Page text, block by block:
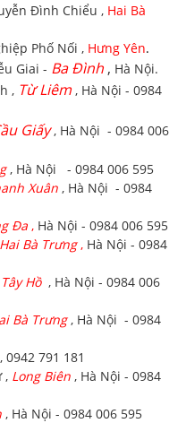
Đình Chiểu , Hai Bà
Phố Nối , Hưng Yên.
Giai - Ba Đình , Hà Nội.
, Từ Liêm, Hà Nội - 0984
Giấy , Hà Nội - 0984 006
, Hà Nội - 0984 006 595
Xuân , Hà Nội - 0984
Đa , Hà Nội - 0984 006 595
Hai Bà Trưng, Hà Nội - 0984
Tây Hồ , Hà Nội - 0984 006
Bà Trưng, Hà Nội - 0984
, 0942 791 181
, Long Biên , Hà Nội - 0984
, Hà Nội - 0984 006 595